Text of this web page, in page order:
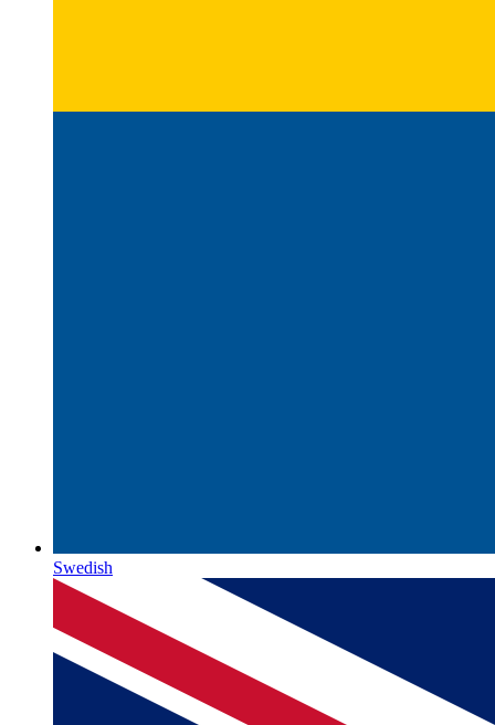
Swedish